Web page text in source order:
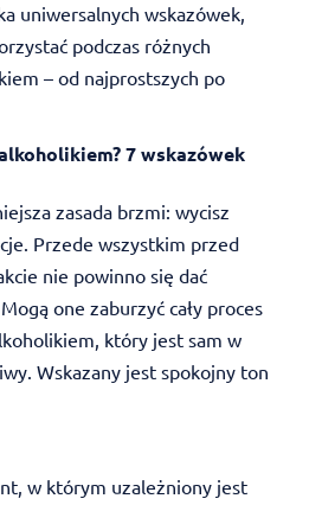
uniwersalnych wskazówek,
podczas różnych
– od najprostszych po
7 wskazówek
zasada brzmi: wycisz
Przede wszystkim przed
nie powinno się dać
one zaburzyć cały proces
który jest sam w
Wskazany jest spokojny ton
w którym uzależniony jest